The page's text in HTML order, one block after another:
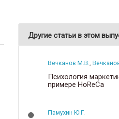
Другие статьи в этом
Вечканов М.В.,
Психология
примере HoReCa
Памухин Ю.Г.